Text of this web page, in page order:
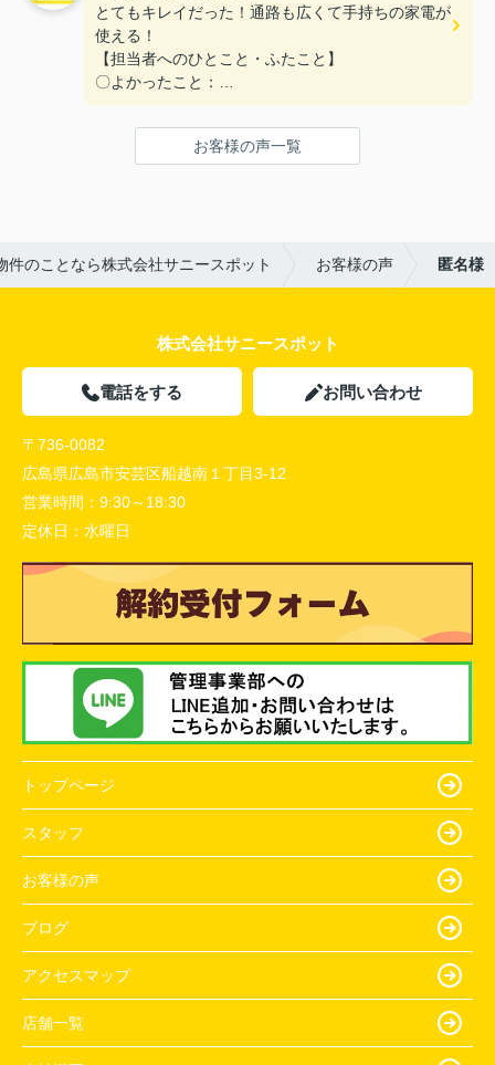
とてもキレイだった！通路も広くて手持ちの家電が
使える！
【担当者へのひとこと・ふたこと】
〇よかったこと：
対応がとてもやわらかく、不なれな私たちにとって
とても安心できた。
〇悪かったこと：お客様の声一覧
のことなら株式会社サニースポット お客様の声 匿名様
株式会社サニースポット
電話をする お問い合わせ
〒736-0082
広島県広島市安芸区船越南１丁目3-12
営業時間： 9:30～18:30
定休日： 水曜日
トップページ
スタッフ
お客様の声
ブログ
アクセスマップ
店舗一覧